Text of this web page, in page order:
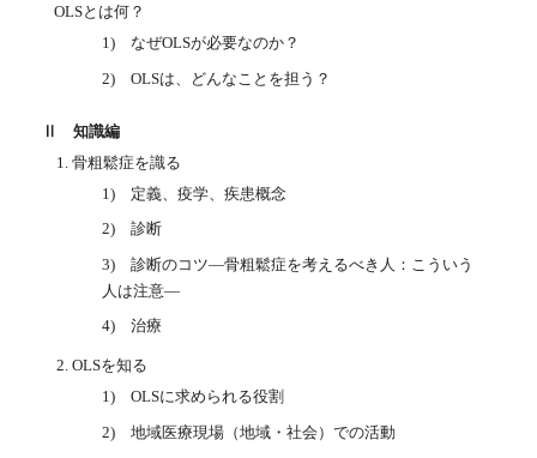
OLSとは何？
1) なぜOLSが必要なのか？
2) OLSは、どんなことを担う？
Ⅱ 知識編
骨粗鬆症を識る
1) 定義、疫学、疾患概念
2) 診断
3) 診断のコツ—骨粗鬆症を考えるべき人：こういう
人は注意—
4) 治療
OLSを知る
1) OLSに求められる役割
2) 地域医療現場（地域・社会）での活動